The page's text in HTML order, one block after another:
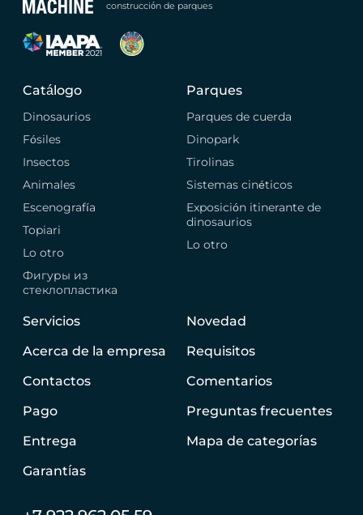
construcción de parques
Catálogo
Dinosaurios
Fósiles
Insectos
Animales
Escenografía
Topiari
Lo otro
Фигуры из
стеклопластика
Parques
Parques de cuerda
Dinopark
Tirolinas
Sistemas cinéticos
Exposición itinerante de
dinosaurios
Lo otro
Servicios
Acerca de la empresa
Contactos
Pago
Entrega
Garantías
Novedad
Requisitos
Comentarios
Preguntas frecuentes
Mapa de categorías